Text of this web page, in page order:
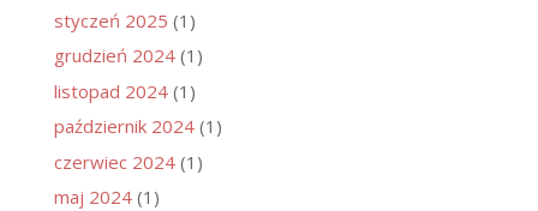
styczeń 2025 (1)
grudzień 2024(1)
listopad 2024(1)
październik 2024(1)
czerwiec 2024(1)
maj 2024(1)